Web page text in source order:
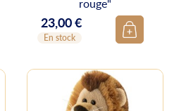
Prix
23,00 €
En stock